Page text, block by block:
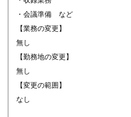
・会議準備 など
【業務の変更】
無し
【勤務地の変更】
無し
【変更の範囲】
なし